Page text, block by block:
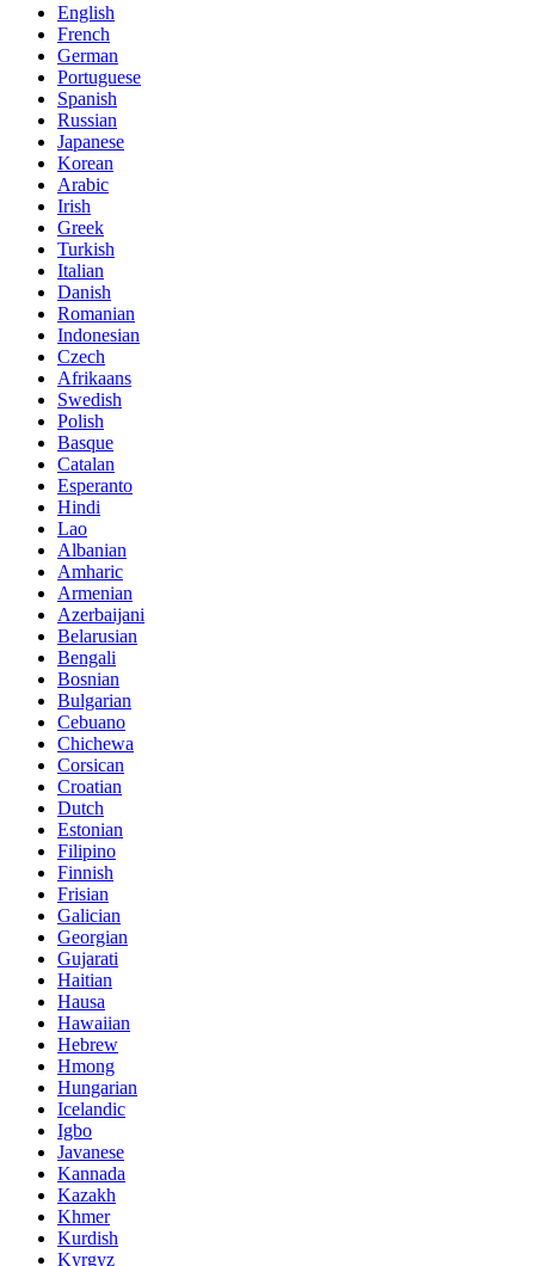
English
French
German
Portuguese
Spanish
Russian
Japanese
Korean
Arabic
Irish
Greek
Turkish
Italian
Danish
Romanian
Indonesian
Czech
Afrikaans
Swedish
Polish
Basque
Catalan
Esperanto
Hindi
Lao
Albanian
Amharic
Armenian
Azerbaijani
Belarusian
Bengali
Bosnian
Bulgarian
Cebuano
Chichewa
Corsican
Croatian
Dutch
Estonian
Filipino
Finnish
Frisian
Galician
Georgian
Gujarati
Haitian
Hausa
Hawaiian
Hebrew
Hmong
Hungarian
Icelandic
Igbo
Javanese
Kannada
Kazakh
Khmer
Kurdish
Kyrgyz